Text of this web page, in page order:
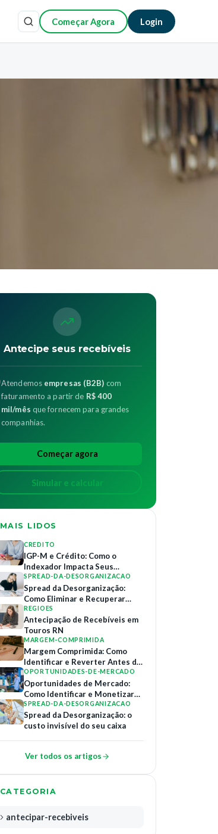
Começar Agora Login
Antecipe seus recebíveis
Atendemos empresas (B2B) com
faturamento a partir de R$ 400
mil/mês que fornecem para grandes
companhias.
Começar agora
Simular e calcular
MAIS LIDOS
CREDITO
IGP-M e Crédito: Como o
Indexador Impacta Seus
Contratos de Financiamento
SPREAD-DA-DESORGANIZACAO
Spread da Desorganização:
Como Eliminar e Recuperar
Margem
REGIOES
Antecipação de Recebíveis em
Touros RN
MARGEM-COMPRIMIDA
Margem Comprimida: Como
Identificar e Reverter Antes do
Colapso
OPORTUNIDADES-DE-MERCADO
Oportunidades de Mercado:
Como Identificar e Monetizar
Relações B2B
SPREAD-DA-DESORGANIZACAO
Spread da Desorganização: o
custo invisível do seu caixa
Ver todos os artigos
CATEGORIA
antecipar-recebiveis